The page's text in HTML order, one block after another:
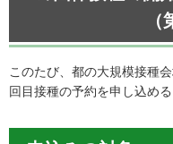
このたび、都の大規模接種
回目接種の予約を申し込め